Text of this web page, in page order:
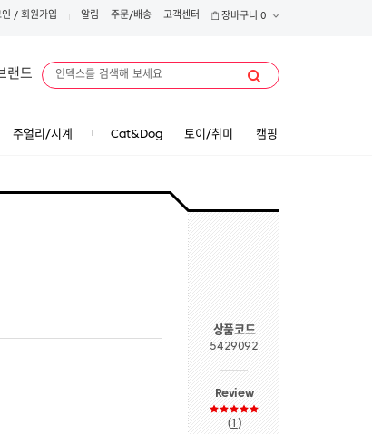
/ 회원가입 알림 주문/배송 고객센터 장바구니 0
랜드
주얼리/시계 Cat&Dog 토이/취미 캠핑
상품코드
5429092
Review
(1 )